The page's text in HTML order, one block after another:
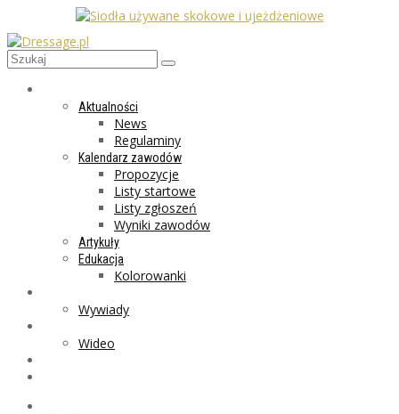
Aktualności
News
Regulaminy
Kalendarz zawodów
Propozycje
Listy startowe
Listy zgłoszeń
Wyniki zawodów
Artykuły
Edukacja
Kolorowanki
Wywiady
Wideo